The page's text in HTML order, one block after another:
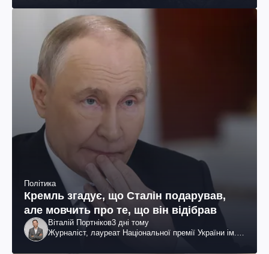
Політика
Кремль згадує, що Сталін подарував,
але мовчить про те, що він відібрав
Віталій Портніков3 дні тому
Журналіст, лауреат Національної премії України ім.